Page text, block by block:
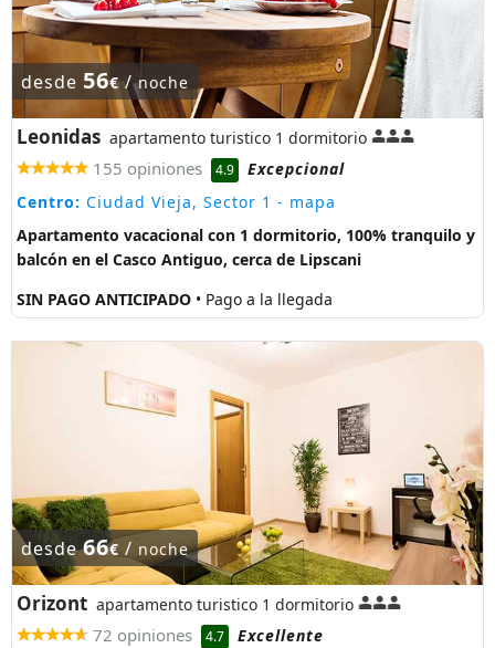
desde 56€/noche
Leonidas apartamento turistico 1 dormitorio
155 opiniones 4.9
Excepcional
Centro: Ciudad Vieja, Sector 1 - mapa
Apartamento vacacional con 1 dormitorio, 100% tranquilo y
balcón en el Casco Antiguo, cerca de Lipscani
SIN PAGO ANTICIPADO • Pago a la llegada
desde66€ / noche
Orizont apartamento turistico 1 dormitorio
72 opiniones 4.7
Excellente